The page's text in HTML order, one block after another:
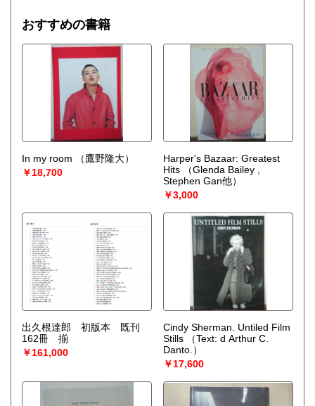
おすすめの書籍
In my room
（鷹野隆大）
￥18,700
Harper's Bazaar: Greatest
Hits
（Glenda Bailey ,
Stephen Gan他）
￥3,000
出久根達郎 初版本 既刊
162冊 揃
￥161,000
Cindy Sherman. Untiled Film
Stills
（Text: d Arthur C.
Danto.）
￥17,600